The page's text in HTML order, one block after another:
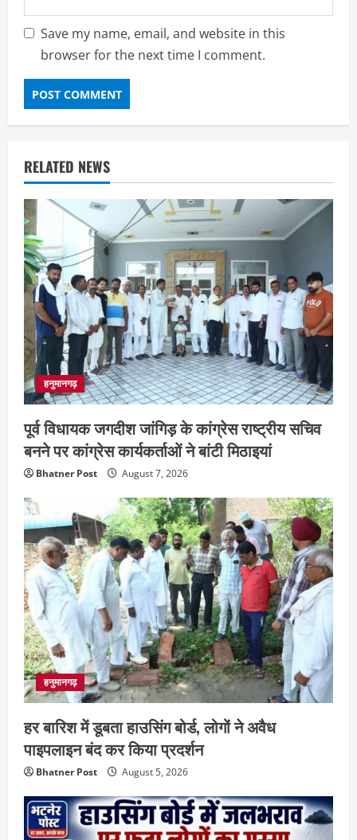
Save my name, email, and website in this
browser for the next time I comment.
RELATED NEWS
हनुमानगढ़
पूर्व विधायक जगदीश जांगिड़ के कांग्रेस राष्ट्रीय सचिव
बनने पर कांग्रेस कार्यकर्ताओं ने बांटी मिठाइयां
Bhatner Post August 7, 2026
हनुमानगढ़
हर बारिश में डूबता हाउसिंग बोर्ड, लोगों ने अवैध
पाइपलाइन बंद कर किया प्रदर्शन
Bhatner Post August 5, 2026